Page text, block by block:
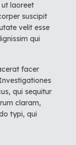
laoreet
suscipit
velit esse
qui
facer
qui sequitur
claram,
typi, qui